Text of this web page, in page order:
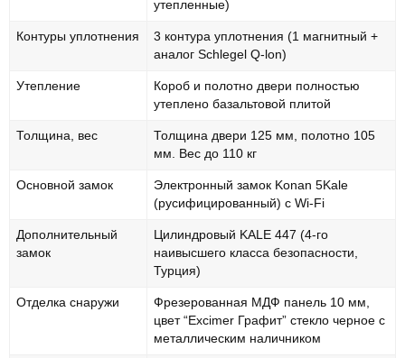
утепленные)
Контуры уплотнения
3 контура уплотнения (1 магнитный +
аналог Schlegel Q-lon)
Утепление
Короб и полотно двери полностью
утеплено базальтовой плитой
Толщина, вес
Толщина двери 125 мм, полотно 105
мм. Вес до 110 кг
Основной замок
Электронный замок Konan 5Kale
(русифицированный) с Wi-Fi
Дополнительный
замок
Цилиндровый KALE 447 (4-го
наивысшего класса безопасности,
Турция)
Отделка снаружи
Фрезерованная МДФ панель 10 мм,
цвет “Excimer Графит” стекло черное с
металлическим наличником